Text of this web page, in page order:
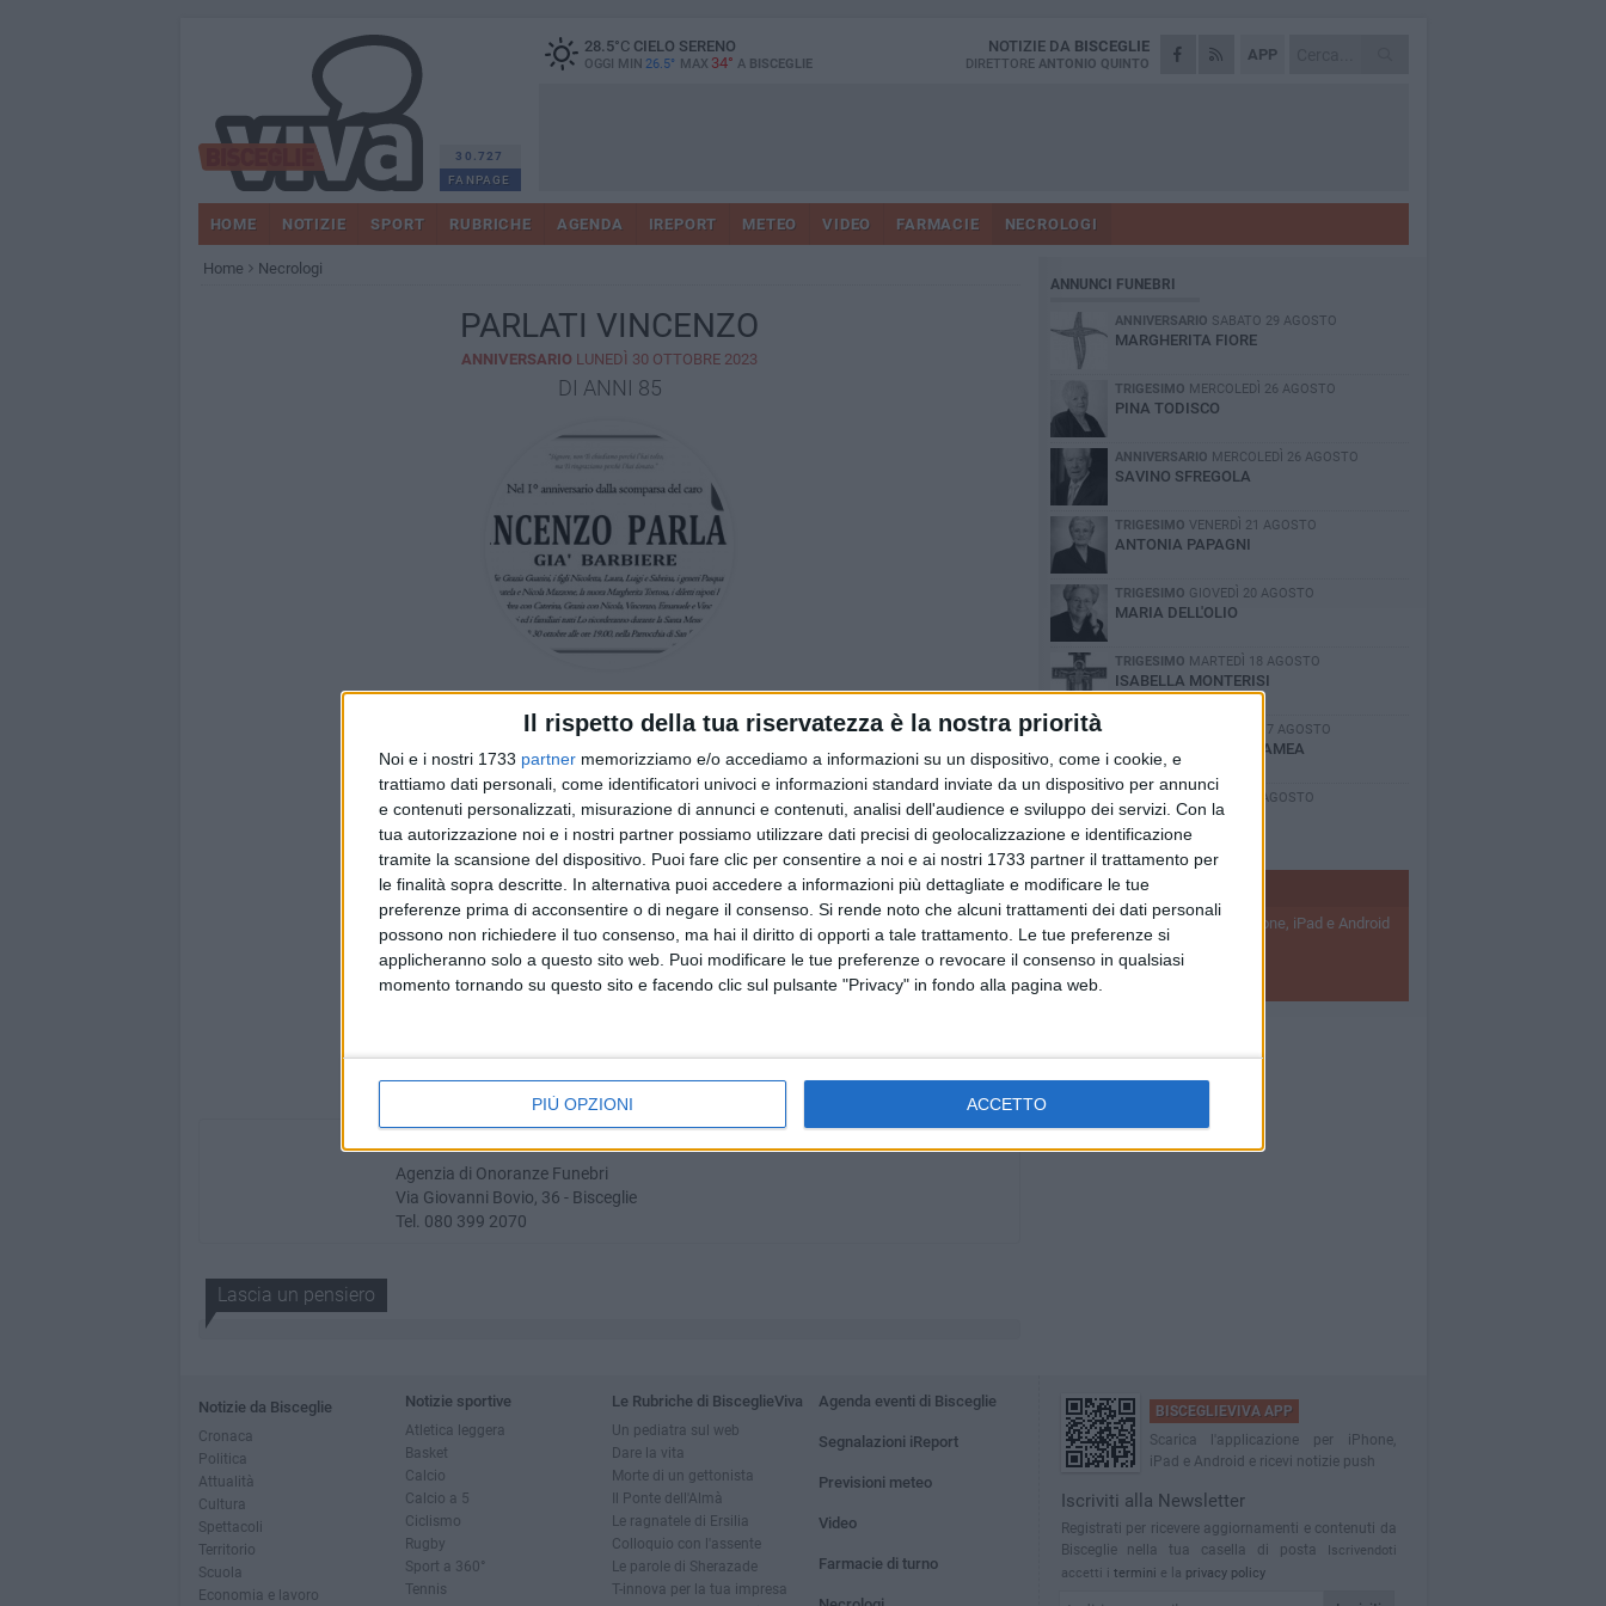
Il rispetto della tua riservatezza è la nostra priorità
Noi e i nostri 1733 partner memorizziamo e/o accediamo a informazioni su un dispositivo, come i cookie, e
trattiamo dati personali, come identificatori univoci e informazioni standard inviate da un dispositivo per annunci
e contenuti personalizzati, misurazione di annunci e contenuti, analisi dell'audience e sviluppo dei servizi. Con la
tua autorizzazione noi e i nostri partner possiamo utilizzare dati precisi di geolocalizzazione e identificazione
tramite la scansione del dispositivo. Puoi fare clic per consentire a noi e ai nostri 1733 partner il trattamento per
le finalità sopra descritte. In alternativa puoi accedere a informazioni più dettagliate e modificare le tue
preferenze prima di acconsentire o di negare il consenso. Si rende noto che alcuni trattamenti dei dati personali
possono non richiedere il tuo consenso, ma hai il diritto di opporti a tale trattamento. Le tue preferenze si
applicheranno solo a questo sito web. Puoi modificare le tue preferenze o revocare il consenso in qualsiasi
momento tornando su questo sito e facendo clic sul pulsante "Privacy" in fondo alla pagina web.
PIÙ OPZIONI ACCETTO
30.727
FANPAGE
28.5°CCIELO SERENO
OGGI MIN 26.5° MAX 34° A BISCEGLIE
APP
NOTIZIE DA BISCEGLIE
DIRETTORE ANTONIO QUINTO
HOME NOTIZIE SPORT RUBRICHE AGENDA IREPORT METEO VIDEO FARMACIE NECROLOGI
Home Necrologi
PARLATI VINCENZO
ANNIVERSARIO LUNEDÌ 30 OTTOBRE 2023
DI ANNI 85
ANNIVERSARIO: PARROCCHIA DI SAN PIETRO
Onoranze funebri Dente
Agenzia di Onoranze Funebri
Via Giovanni Bovio, 36 - Bisceglie
Tel. 080 399 2070
Lascia un pensiero
ANNUNCI FUNEBRI
ANNIVERSARIO SABATO 29 AGOSTO
MARGHERITA FIORE
TRIGESIMO MERCOLEDÌ 26 AGOSTO
PINA TODISCO
ANNIVERSARIO MERCOLEDÌ 26 AGOSTO
SAVINO SFREGOLA
TRIGESIMO VENERDÌ 21 AGOSTO
ANTONIA PAPAGNI
TRIGESIMO GIOVEDÌ 20 AGOSTO
MARIA DELL'OLIO
TRIGESIMO MARTEDÌ 18 AGOSTO
ISABELLA MONTERISI
LUNEDÌ 17 AGOSTO
FRANCESCA SCIANNAMEA
TRIGESIMO GIOVEDÌ 13 AGOSTO
LAURA ANTONINO
BISCEGLIEVIVA APP
Scarica l'applicazione per iPhone, iPad e Android
e ricevi notizie push
SCARICA APP
Notizie da Bisceglie
Cronaca
Politica
Attualità
Cultura
Spettacoli
Territorio
Scuola
Economia e lavoro
Notizie sportive
Atletica leggera
Basket
Calcio
Calcio a 5
Ciclismo
Rugby
Sport a 360°
Tennis
Le Rubriche di BisceglieViva
Un pediatra sul web
Dare la vita
Morte di un gettonista
Il Ponte dell'Almà
Le ragnatele di Ersilia
Colloquio con l'assente
Le parole di Sherazade
T-innova per la tua impresa
Agenda eventi di Bisceglie
Segnalazioni iReport
Previsioni meteo
Video
Farmacie di turno
BISCEGLIEVIVA APP
Scarica l'applicazione per iPhone,
iPad e Android e ricevi notizie push
Iscriviti alla Newsletter
Registrati per ricevere aggiornamenti e contenuti da
Bisceglie nella tua casella di posta
Iscrivendoti
accetti i termini e la privacy policy